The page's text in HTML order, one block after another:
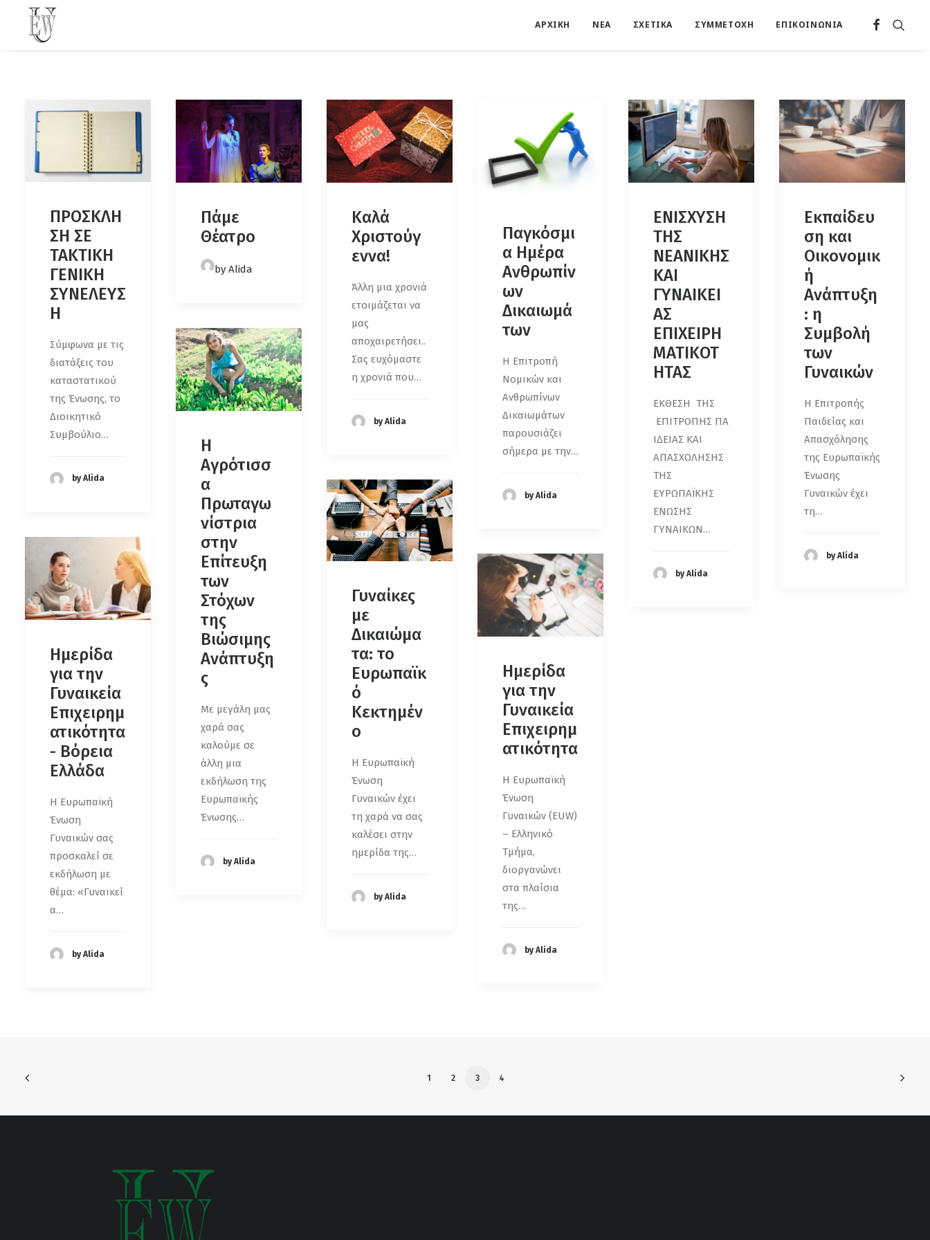
ΑΡΧΙΚΗ ΝΕΑ ΣΧΕΤΙΚΑ ΣΥΜΜΕΤΟΧΗ ΕΠΙΚΟΙΝΩΝΙΑ
ΠΡΟΣΚΛΗ
ΣΗ ΣΕ
ΤΑΚΤΙΚΗ
ΓΕΝΙΚΗ
ΣΥΝΕΛΕΥΣ
Η
Σύμφωνα με τις
διατάξεις του
καταστατικού
της Ένωσης, το
Διοικητικό
Συμβούλιο…
by Alida
Πάμε
Θέατρο
by Alida
Καλά
Χριστούγ
εννα!
Άλλη μια χρονιά
ετοιμάζεται να
μας
αποχαιρετήσει..
Σας ευχόμαστε
η χρονιά που…
by Alida
Παγκόσμι
α Ημέρα
Ανθρωπίν
ων
Δικαιωμά
των
Η Επιτροπή
Νομικών και
Ανθρωπίνων
Δικαιωμάτων
παρουσιάζει
σήμερα με την…
by Alida
ΕΝΙΣΧΥΣΗ
ΤΗΣ
ΝΕΑΝΙΚΗΣ
ΚΑΙ
ΓΥΝΑΙΚΕΙ
ΑΣ
ΕΠΙΧΕΙΡΗ
ΜΑΤΙΚΟΤ
ΗΤΑΣ
ΕΚΘΕΣΗ ΤΗΣ
ΕΠΙΤΡΟΠΗΣ ΠΑ
ΙΔΕΙΑΣ ΚΑΙ
ΑΠΑΣΧΟΛΗΣΗΣ
ΤΗΣ
ΕΥΡΩΠΑΪΚΗΣ
ΕΝΩΣΗΣ
ΓΥΝΑΙΚΩΝ…
by Alida
Εκπαίδευ
ση και
Οικονομικ
ή
Ανάπτυξη
: η
Συμβολή
των
Γυναικών
Η Επιτροπής
Παιδείας και
Απασχόλησης
της Ευρωπαϊκής
Ένωσης
Γυναικών έχει
τη…
by Alida
Η
Αγρότισσ
α
Πρωταγω
νίστρια
στην
Επίτευξη
των
Στόχων
της
Βιώσιμης
Ανάπτυξη
ς
Με μεγάλη μας
χαρά σας
καλούμε σε
άλλη μια
εκδήλωση της
Ευρωπαϊκής
Ένωσης…
by Alida
Γυναίκες
με
Δικαιώμα
τα: το
Ευρωπαϊκ
ό
Κεκτημέν
ο
Η Ευρωπαϊκή
Ένωση
Γυναικών έχει
τη χαρά να σας
καλέσει στην
ημερίδα της…
by Alida
Ημερίδα
για την
Γυναικεία
Επιχειρημ
ατικότητα
- Βόρεια
Ελλάδα
Η Ευρωπαϊκή
Ένωση
Γυναικών σας
προσκαλεί σε
εκδήλωση με
θέμα: «Γυναικεί
α…
by Alida
Ημερίδα
για την
Γυναικεία
Επιχειρημ
ατικότητα
Η Ευρωπαϊκή
Ένωση
Γυναικών (EUW)
– Ελληνικό
Τμήμα,
διοργανώνει
στα πλαίσια
της…
by Alida
1 2 3 4